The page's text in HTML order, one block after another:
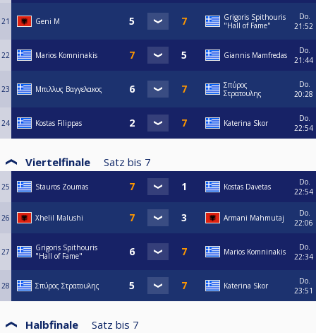
21 Geni M
Grigoris Spithouris
"Hall of Fame"
Do.
21:52
22 Marios Komninakis Giannis Mamfredas
Do.
21:44
23 Μπιλλυς Βαγγελακος
Σπύρος
Στρατουλης
Do.
20:28
24 Kostas Filippas Katerina Skor
Do.
22:54
Viertelfinale Satz bis 7
25 Stauros Zoumas Kostas Davetas
Do.
22:54
26 Xhelil Malushi Armani Mahmutaj
Do.
22:06
27
Grigoris Spithouris
"Hall of Fame"
Marios Komninakis
Do.
22:34
28 Σπύρος Στρατουλης Katerina Skor
Do.
23:51
Halbfinale Satz bis 7